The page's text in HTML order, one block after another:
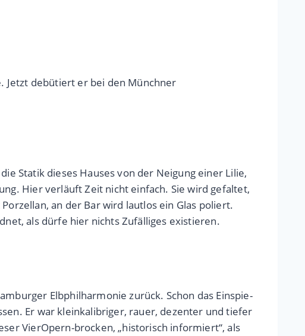
Jetzt debütiert er bei den Münchner
Statik dieses Hauses von der Neigung einer Lilie,
Hier verläuft Zeit nicht einfach. Sie wird gefaltet,
an der Bar wird lautlos ein Glas poliert.
als dürfe hier nichts Zufälliges existieren.
Elb­phil­har­mo­nie zurück. Schon das Ein­spie­
Er war klein­ka­lib­ri­ger, rauer, dezen­ter und tiefer
Vie­rO­pern-brocken, „histo­risch infor­miert“, als